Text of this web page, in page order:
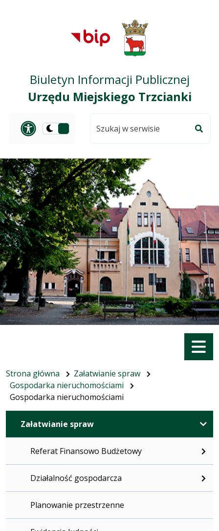
Przejdź do
głównego menu
Przejdź do treści
Przejdź do mapy
serwisu
Biuletyn Informacji Publicznej
Urzędu Miejskiego Trzcianki
Panel dostosowania
Przełącz
ciemną
serwisie
Menu
Strona główna
Załatwianie spraw
Gospodarka nieruchomościami
Gospodarka nieruchomościami
Załatwianie spraw
Referat Finansowo Budżetowy
Działalność gospodarcza
Planowanie przestrzenne